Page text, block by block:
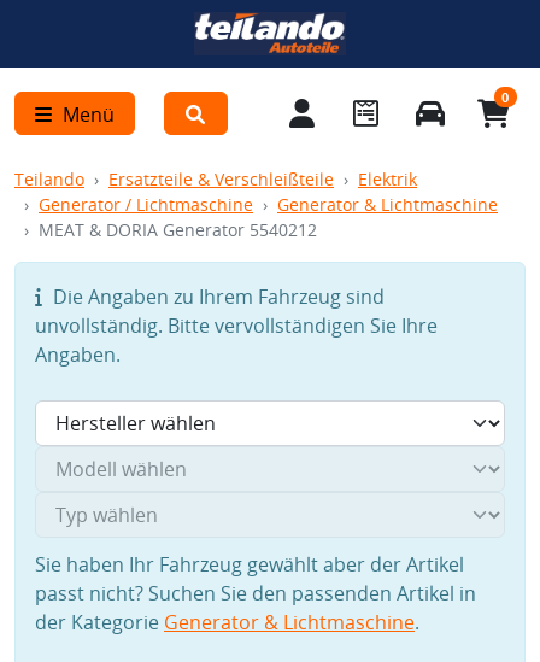
Menü
0
Teilando Ersatzteile & Verschleißteile
Elektrik
Generator / Lichtmaschine
Generator & Lichtmaschine
MEAT & DORIA Generator 5540212
Die Angaben zu Ihrem Fahrzeug sind
unvollständig. Bitte vervollständigen Sie Ihre
Angaben.
Sie haben Ihr Fahrzeug gewählt aber der Artikel
passt nicht? Suchen Sie den passenden Artikel in
der Kategorie Generator & Lichtmaschine.